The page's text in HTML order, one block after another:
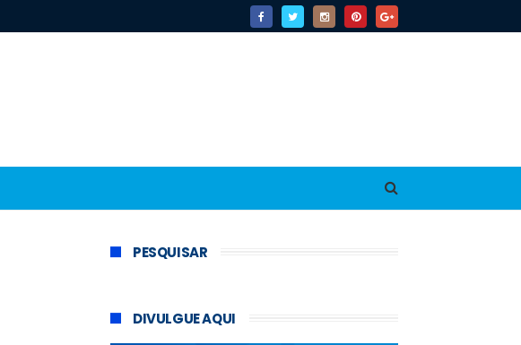
PESQUISAR
DIVULGUE AQUI